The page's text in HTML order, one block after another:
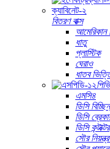
বিতরণ বাক্স
আমেরিকান
ধাতু
প্লাস্টিক
ঘেরাও
ধাতব
এমসি৪
ডিসি
ডিসি
ডিসি কন্টাক্টর
সৌর